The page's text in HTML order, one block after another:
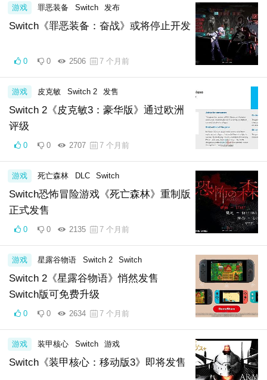
Switch《罪恶装备：奋战》或将停止开发
游戏 罪恶装备 Switch 发布
0 0 2506 7 个月前
Switch 2《皮克敏3：豪华版》通过欧洲
评级
游戏 皮克敏 Switch 2 发售
0 0 2707 7 个月前
Switch恐怖冒险游戏《死亡森林》重制版
正式发售
游戏 死亡森林 DLC Switch
0 0 2135 7 个月前
Switch 2《星露谷物语》悄然发售
Switch版可免费升级
游戏 星露谷物语 Switch 2 Switch
0 0 2634 7 个月前
Switch《装甲核心：移动版3》即将发售
游戏 装甲核心 Switch 游戏